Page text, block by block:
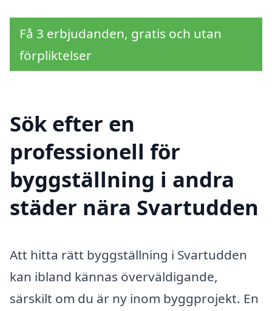
Få 3 erbjudanden, gratis och utan
förpliktelser
Sök efter en
professionell för
byggställning i andra
städer nära Svartudden
Att hitta rätt byggställning i Svartudden
kan ibland kännas överväldigande,
särskilt om du är ny inom byggprojekt. En